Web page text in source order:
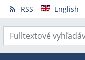
RSS English